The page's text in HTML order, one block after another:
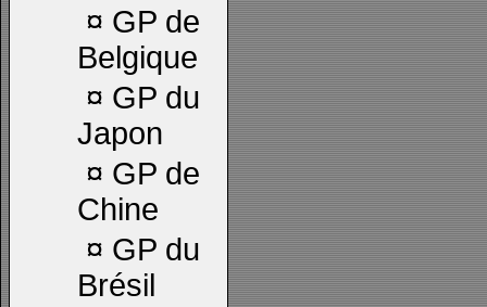
¤ GP de
Belgique
¤ GP du
Japon
¤ GP de
Chine
¤ GP du
Brésil